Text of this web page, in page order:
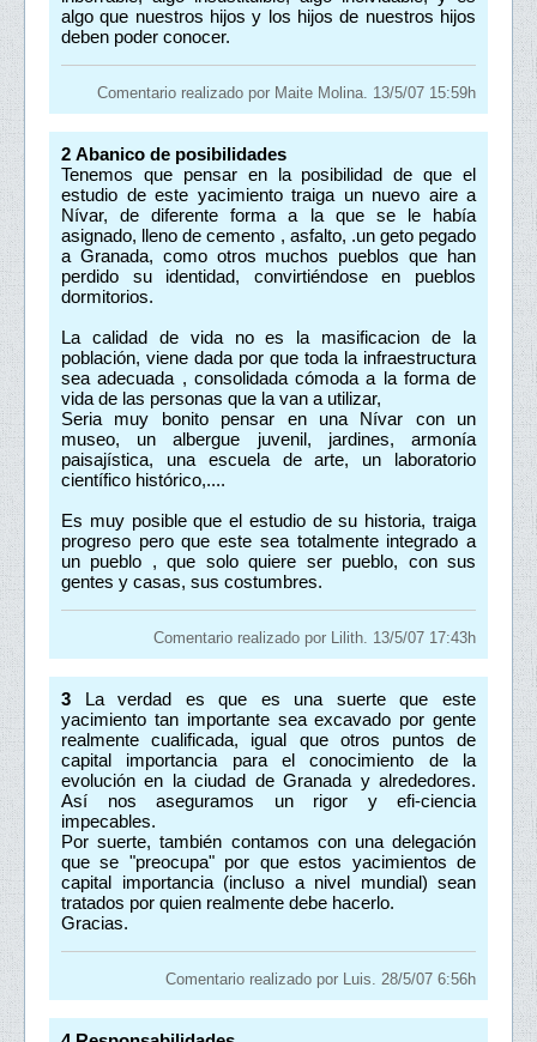
algo que nuestros hijos y los hijos de nuestros hijos
deben poder conocer.
Comentario realizado por Maite Molina. 13/5/07 15:59h
2 Abanico de posibilidades
Tenemos que pensar en la posibilidad de que el
estudio de este yacimiento traiga un nuevo aire a
Nívar, de diferente forma a la que se le había
asignado, lleno de cemento , asfalto, .un geto pegado
a Granada, como otros muchos pueblos que han
perdido su identidad, convirtiéndose en pueblos
dormitorios.
La calidad de vida no es la masificacion de la
población, viene dada por que toda la infraestructura
sea adecuada , consolidada cómoda a la forma de
vida de las personas que la van a utilizar,
Seria muy bonito pensar en una Nívar con un
museo, un albergue juvenil, jardines, armonía
paisajística, una escuela de arte, un laboratorio
científico histórico,....
Es muy posible que el estudio de su historia, traiga
progreso pero que este sea totalmente integrado a
un pueblo , que solo quiere ser pueblo, con sus
gentes y casas, sus costumbres.
Comentario realizado por Lilith. 13/5/07 17:43h
3 La verdad es que es una suerte que este
yacimiento tan importante sea excavado por gente
realmente cualificada, igual que otros puntos de
capital importancia para el conocimiento de la
evolución en la ciudad de Granada y alrededores.
Así nos aseguramos un rigor y efi-ciencia
impecables.
Por suerte, también contamos con una delegación
que se "preocupa" por que estos yacimientos de
capital importancia (incluso a nivel mundial) sean
tratados por quien realmente debe hacerlo.
Gracias.
Comentario realizado por Luis. 28/5/07 6:56h